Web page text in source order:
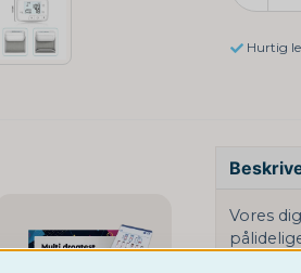
Hurtig
Vores
det